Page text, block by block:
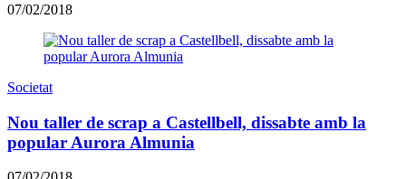
07/02/2018
Societat
Nou taller de scrap a Castellbell, dissabte amb la
popular Aurora Almunia